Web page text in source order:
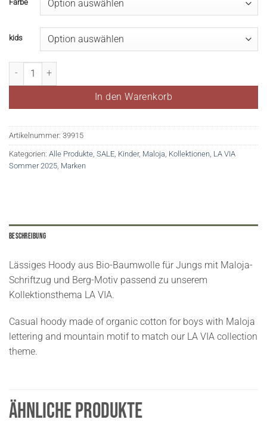
Farbe
kids
PordenonoB. (Kids) Menge
In den Warenkorb
Artikelnummer: 39915
Kategorien: Alle Produkte SALE Kinder, Maloja Kollektionen LA VIA
Sommer 2025 Marken
Beschreibung
Lässiges Hoody aus Bio-Baumwolle für Jungs mit Maloja-
Schriftzug und Berg-Motiv passend zu unserem
Kollektionsthema LA VIA.
Casual hoody made of organic cotton for boys with Maloja
lettering and mountain motif to match our LA VIA collection
theme.
ÄHNLICHE PRODUKTE